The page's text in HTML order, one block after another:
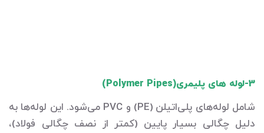
3-لوله های پلیمری(Polymer Pipes)
شامل لوله‌های پلی‌اتیلن (PE) و PVC می‌شود. این لوله‌ها به
دلیل چگالی بسیار پایین (کمتر از نصف چگالی فولاد)،